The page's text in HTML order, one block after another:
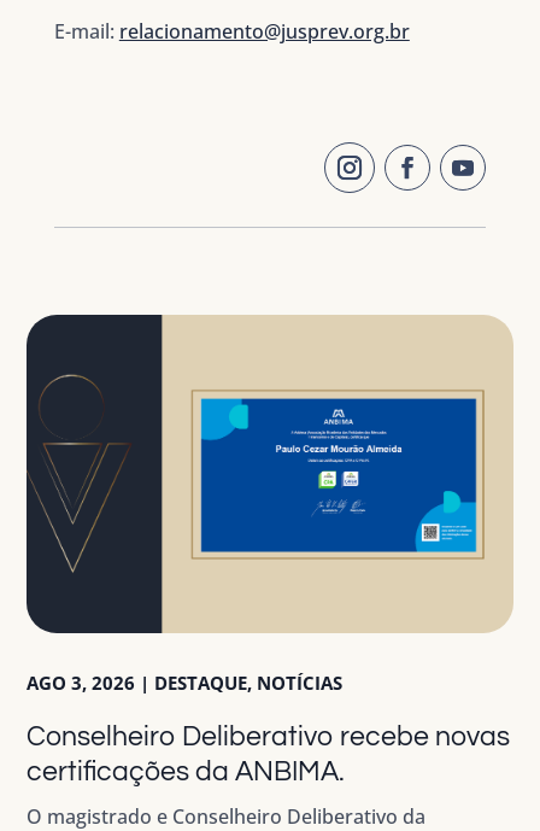
E-mail: relacionamento@jusprev.org.br
Conselheiro Deliberativo recebe novas
certificações da ANBIMA.
AGO 3, 2026 | DESTAQUE, NOTÍCIAS
O magistrado e Conselheiro Deliberativo da